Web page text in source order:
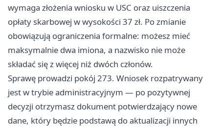
wymaga złożenia wniosku w USC oraz uiszczenia
opłaty skarbowej w wysokości 37 zł. Po zmianie
obowiązują ograniczenia formalne: możesz mieć
maksymalnie dwa imiona, a nazwisko nie może
składać się z więcej niż dwóch członów.
Sprawę prowadzi pokój 273. Wniosek rozpatrywany
jest w trybie administracyjnym — po pozytywnej
decyzji otrzymasz dokument potwierdzający nowe
dane, który będzie podstawą do aktualizacji innych